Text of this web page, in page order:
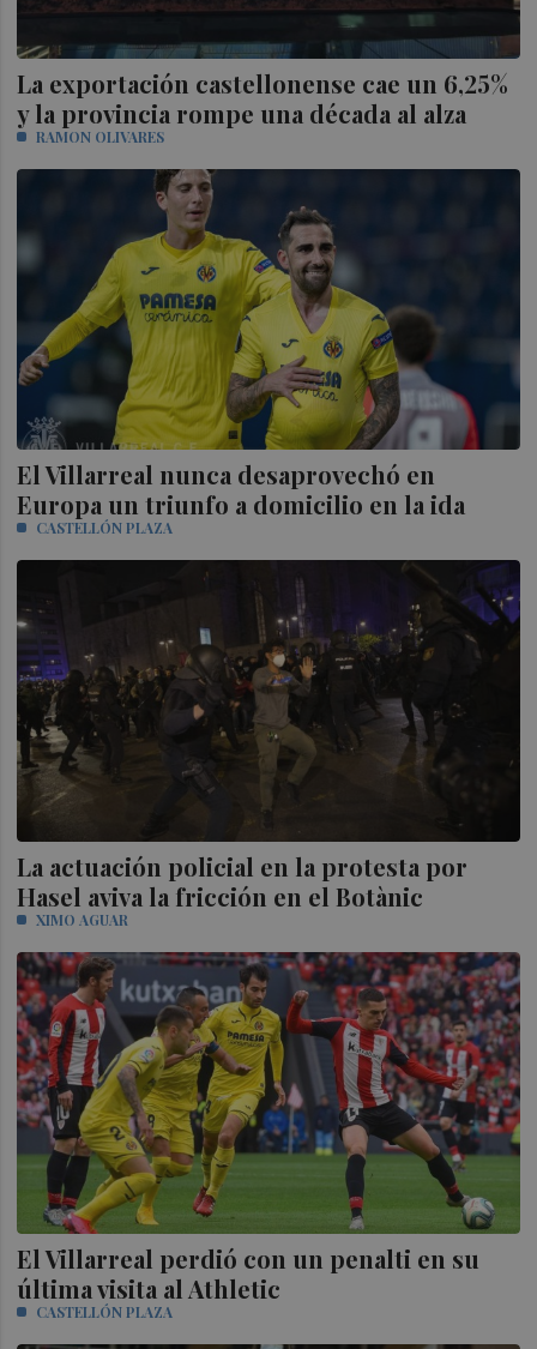
La exportación castellonense cae un 6,25%
y la provincia rompe una década al alza
RAMON OLIVARES
El Villarreal nunca desaprovechó en
Europa un triunfo a domicilio en la ida
CASTELLÓN PLAZA
La actuación policial en la protesta por
Hasel aviva la fricción en el Botànic
XIMO AGUAR
El Villarreal perdió con un penalti en su
última visita al Athletic
CASTELLÓN PLAZA